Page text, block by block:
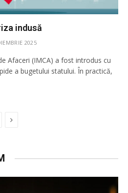
indusă
2025
Afaceri (IMCA) a fost introdus cu
a bugetului statului. În practică,
Next